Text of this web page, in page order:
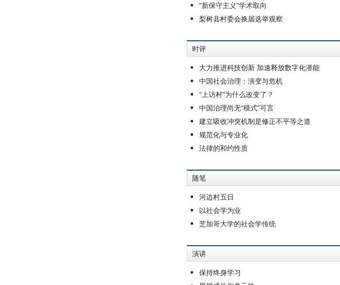
“新保守主义”学术取向
梨树县村委会换届选举观察
时评
大力推进科技创新 加速释放数字化潜能
中国社会治理：演变与危机
“上访村”为什么改变了？
中国治理尚无“模式”可言
建立吸收冲突机制是修正不平等之道
规范化与专业化
法律的和约性质
随笔
河边村五日
以社会学为业
芝加哥大学的社会学传统
演讲
保持终身学习